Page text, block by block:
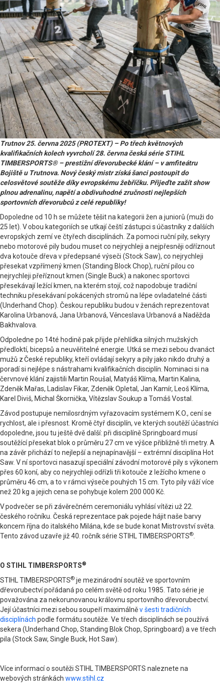
Trutnov 25. června 2025 (PROTEXT) – Po třech květnových
kvalifikačních kolech vyvrcholí 28. června česká série STIHL
TIMBERSPORTS® – prestižní dřevorubecké klání – v amfiteátru
Bojiště u Trutnova. Nový český mistr získá šanci postoupit do
celosvětové soutěže díky evropskému žebříčku. Přijeďte zažít show
plnou adrenalinu, napětí a obdivuhodné zručnosti nejlepších
sportovních dřevorubců z celé republiky!
Dopoledne od 10 h se můžete těšit na kategorii žen a juniorů (muži do
25 let). V obou kategoriích se utkají čeští zástupci s účastníky z dalších
evropských zemí ve čtyřech disciplínách. Za pomoci ruční pily, sekyry
nebo motorové pily budou muset co nejrychleji a nejpřesněji odříznout
dva kotouče dřeva v předepsané výseči (Stock Saw), co nejrychleji
přesekat vzpřímený kmen (Standing Block Chop), ruční pilou co
nejrychleji přeříznout kmen (Single Buck) a nakonec sportovci
přesekávají ležící kmen, na kterém stojí, což napodobuje tradiční
techniku přesekávaní pokácených stromů na lépe ovladatelné části
(Underhand Chop). Českou republiku budou v ženách reprezentovat
Karolina Urbanová, Jana Urbanová, Věnceslava Urbanová a Naděžda
Bakhvalova.
Odpoledne po 14té hodině pak přijde přehlídka silných mužských
předloktí, bicepsů a neuvěřitelné energie. Utká se mezi sebou dvanáct
mužů z České republiky, kteří ovládají sekyry a pily jako nikdo druhý a
poradí si nejlépe s nástrahami kvalifikačních disciplín. Nominaci si na
červnové klání zajistili Martin Roušal, Matyáš Klíma, Martin Kalina,
Zdeněk Mařas, Ladislav Fikar, Zdeněk Opletal, Jan Kamír, Leoš Klíma,
Karel Diviš, Michal Škornička, Vítězslav Soukup a Tomáš Vostal.
Závod postupuje nemilosrdným vyřazovacím systémem K.O., cení se
rychlost, ale i přesnost. Kromě čtyř disciplín, ve kterých soutěží účastníci
dopoledne, jsou tu ještě dvě další: při disciplíně Springboard musí
soutěžící přesekat blok o průměru 27 cm ve výšce přibližně tři metry. A
na závěr přichází to nejlepší a nejnapínavější – extrémní disciplína Hot
Saw. V ní sportovci nasazují speciální závodní motorové pily s výkonem
přes 60 koní, aby co nejrychleji odřízli tři kotouče z ležícího kmene o
průměru 46 cm, a to v rámci výseče pouhých 15 cm. Tyto pily váží více
než 20 kg a jejich cena se pohybuje kolem 200 000 Kč.
V podvečer se při závěrečném ceremoniálu vyhlásí vítězi už 22.
českého ročníku. Česká reprezentace pak pojede hájit naše barvy
koncem října do italského Milána, kde se bude konat Mistrovství světa.
Tento závod uzavře již 40. ročník série STIHL TIMBERSPORTS®.
O STIHL TIMBERSPORTS®
STIHL TIMBERSPORTS® je mezinárodní soutěž ve sportovním
dřevorubectví pořádaná po celém světě od roku 1985. Tato série je
považována za nekorunovanou královnu sportovního dřevorubectví.
Její účastníci mezi sebou soupeří maximálněv šesti tradičních
disciplínách podle formátu soutěže. Ve třech disciplínách se používá
sekera (Underhand Chop, Standing Blok Chop, Springboard) a ve třech
pila (Stock Saw, Single Buck, Hot Saw).
Více informací o soutěži STIHL TIMBERSPORTS naleznete na
webových stránkách www.stihl.cz